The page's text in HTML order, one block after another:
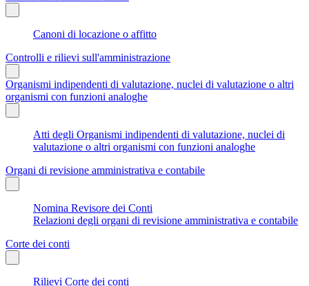
Canoni di locazione o affitto
Controlli e rilievi sull'amministrazione
Organismi indipendenti di valutazione, nuclei di valutazione o altri
organismi con funzioni analoghe
Atti degli Organismi indipendenti di valutazione, nuclei di
valutazione o altri organismi con funzioni analoghe
Organi di revisione amministrativa e contabile
Nomina Revisore dei Conti
Relazioni degli organi di revisione amministrativa e contabile
Corte dei conti
Rilievi Corte dei conti